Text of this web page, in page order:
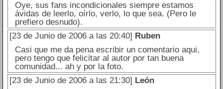
Oye, sus fans incondicionales siempre estamos
ávidas de leerlo, oírlo, verlo, lo que sea. (Pero le
prefiero desnudo).
[23 de Junio de 2006 a las 20:40] Ruben
Casi que me da pena escribir un comentario aqui,
pero tengo que felicitar al autor por tan buena
comunidad... ah y por la foto.
[23 de Junio de 2006 a las 21:30] León